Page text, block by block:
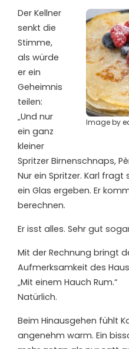
Image by
Der Kellner
senkt die
Stimme,
als würde
er ein
Geheimnis
teilen:
„Und nur
ein ganz
kleiner
Spritzer Birnenschnaps,
Nur ein Spritzer. Karl fragt
ein Glas ergeben. Er
berechnen.
Er isst alles. Sehr gut
Mit der Rechnung bringt
Aufmerksamkeit des
„Mit einem Hauch Rum.“
Natürlich.
Beim Hinausgehen fühlt
angenehm warm. Ein